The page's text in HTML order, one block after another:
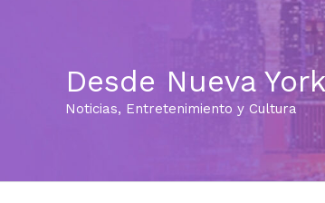
Desde Nueva York
Noticias, Entretenimiento y Cultura